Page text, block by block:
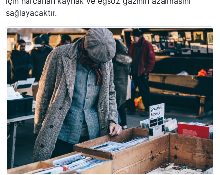
sağlayacaktır.